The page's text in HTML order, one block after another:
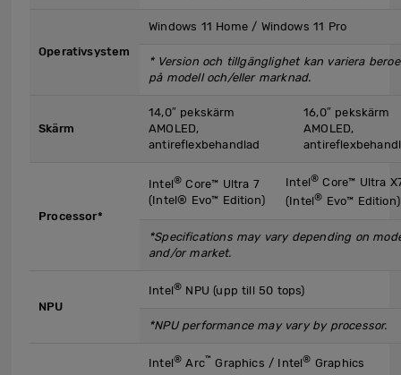
Operativsystem
Windows 11 Home / Windows 11 Pro
* Version och tillgänglighet kan variera
på modell och/eller marknad.
Skärm
14,0″ pekskärm
AMOLED,
antireflexbehandlad
16,0″ pekskärm
AMOLED,
Processor*
Intel® Core™ Ultra 7
(Intel® Evo™ Edition)
Intel® Core™ Ultra
(Intel® Evo™ Edition)
*Specifications may vary depending on
and/or market.
NPU
Intel® NPU (upp till 50 tops)
*NPU performance may vary by processor.
Intel® Arc™Graphics / Intel® Graphics